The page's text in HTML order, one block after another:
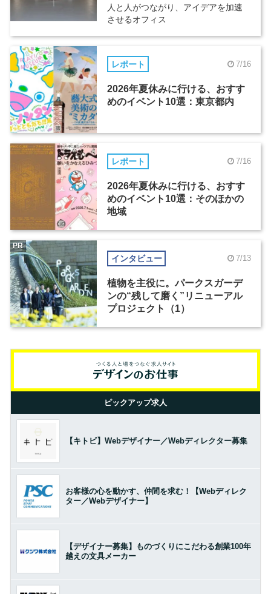
人と人がつながり、アイデアを加速
させるオフィス
レポート 7/16
2026年夏休みに行ける、おすす
めのイベント10選：東京都内
レポート 7/16
2026年夏休みに行ける、おすす
めのイベント10選：そのほかの
地域
インタビュー 7/13
植物を主役に。パークスガーデ
ンの“残して磨く”リニューアル
プロジェクト（1）
PR
ピックアップ求人
【キトビ】Webデザイナー／Webディレクター募集
お客様の心を動かす、仲間を求む！【Webディレク
ター／Webデザイナー】
【デザイナー募集】ものづくりにこだわる創業100年
越えの文具メーカー